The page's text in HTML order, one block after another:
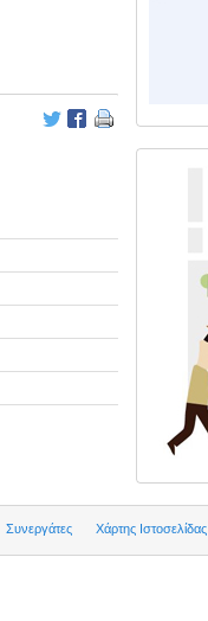
Συνεργάτες Χάρτης Ιστοσελίδας